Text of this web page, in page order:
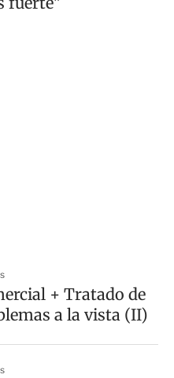
+ Tratado de
a la vista (II)